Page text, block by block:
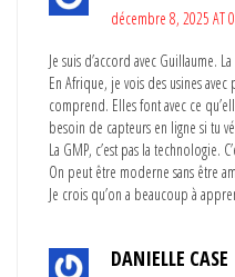
décembre 8, 2025 AT
Je suis d’accord avec Guillaume.
En Afrique, je vois des usines
comprend. Elles font avec ce
besoin de capteurs en ligne si tu
La GMP, c’est pas la technologie.
On peut être moderne sans être
Je crois qu’on a beaucoup à
DANIELLE CASE